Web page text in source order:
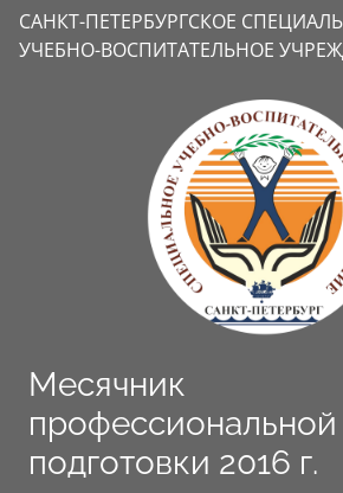
САНКТ-ПЕТЕРБУРГСКОЕ
УЧЕБНО-ВОСПИТАТЕЛЬНОЕ
Месячник
профессиональной
подготовки 2016 г.